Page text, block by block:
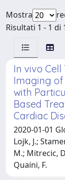
Mostra
Risultati 1 - 1 di
In vivo
Imaging of
with
Based
Cardiac
2020-01-01
Lojk, J.;
M.; Mitrecic,
Quaini, F.